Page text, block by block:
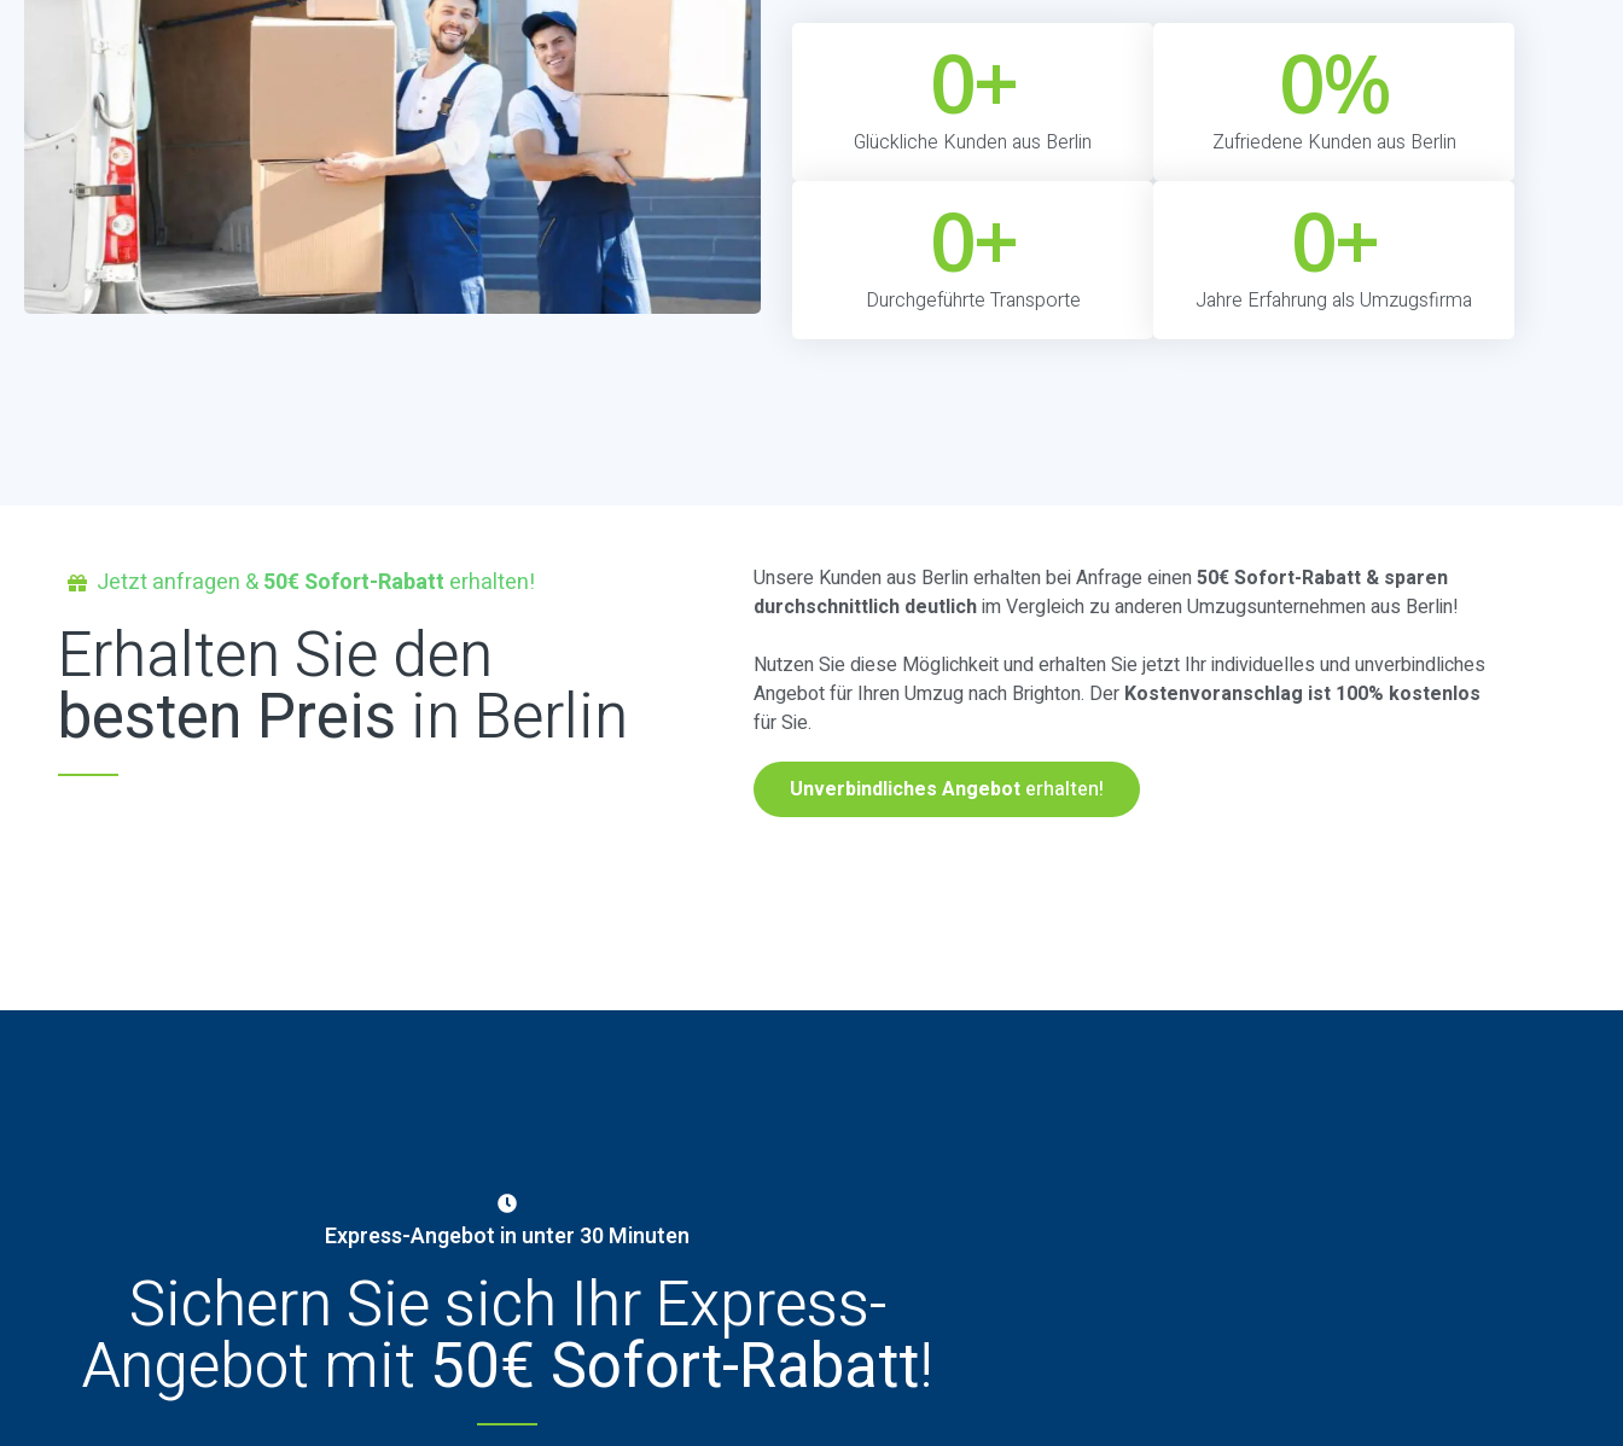
Glückliche Kunden aus Berlin
0+
Zufriedene Kunden aus Berlin
0%
Durchgeführte Transporte
0+
Jahre Erfahrung als Umzugsfirma
0+
Jetzt anfragen &50€ Sofort-Rabatt erhalten!
Erhalten Sie den
besten Preis in Berlin
Unsere Kunden aus Berlin erhalten bei Anfrage einen50€ Sofort-Rabatt & sparen
durchschnittlich deutlichim Vergleich zu anderen Umzugsunternehmen aus Berlin!
Nutzen Sie diese Möglichkeit und erhalten Sie jetzt Ihr individuelles und unverbindliches
Angebot für Ihren Umzug nach Brighton. Der Kostenvoranschlag ist 100% kostenlos
für Sie.
Unverbindliches Angebot erhalten!
Express-Angebot in unter 30 Minuten
Sichern Sie sich Ihr Express-
Angebot mit 50€ Sofort-Rabatt!